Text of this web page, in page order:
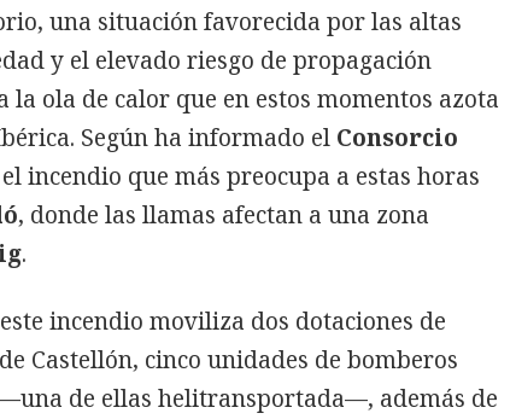
una situación favorecida por las altas
y el elevado riesgo de propagación
la ola de calor que en estos momentos azota
Según ha informado el Consorcio
incendio que más preocupa a estas horas
, donde las llamas afectan a una zona
.
incendio moviliza dos dotaciones de
Castellón, cinco unidades de bomberos
de ellas helitransportada—, además de